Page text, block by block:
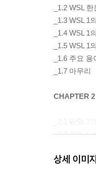
_1.2 WSL
_1.3 WSL 1
_1.4 WSL 1
_1.5 WSL 1
_1.6 주요
_1.7 마무리
CHAPTER
_2.2 리눅스
_2.4 사용자
상세 이미지